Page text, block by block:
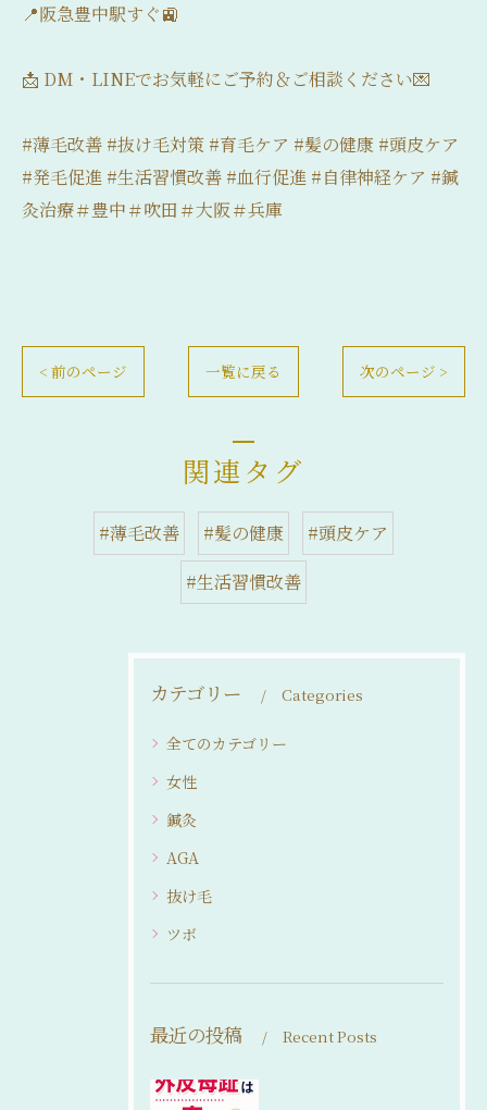
📍阪急豊中駅すぐ🚉
📩 DM・LINEでお気軽にご予約＆ご相談ください💌
#薄毛改善 #抜け毛対策 #育毛ケア #髪の健康 #頭皮ケア
#発毛促進 #生活習慣改善 #血行促進 #自律神経ケア #鍼
灸治療＃豊中＃吹田＃大阪＃兵庫
< 前のページ 一覧に戻る 次のページ >
関連タグ
#薄毛改善 #髪の健康
#頭皮ケア
#生活習慣改善
カテゴリー Categories
全てのカテゴリー
女性
鍼灸
AGA
抜け毛
ツボ
最近の投稿 Recent Posts